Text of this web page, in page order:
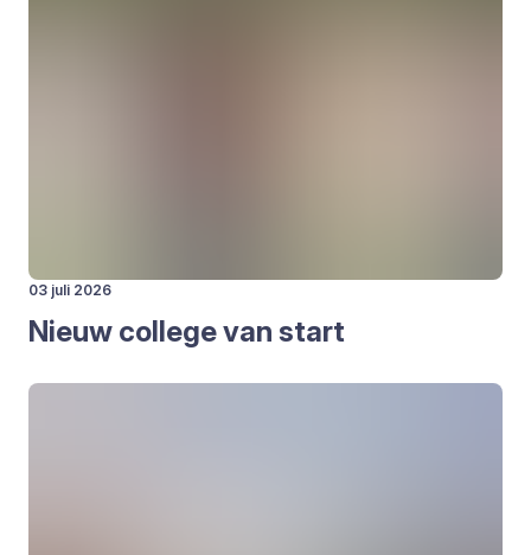
03 juli 2026
Nieuw col­le­ge van start